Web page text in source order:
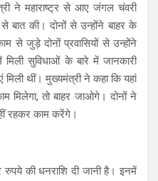
ने महाराष्ट्र से आए जंगल चंवरी
बात की। दोनों से उन्होंने बाहर के
से जुड़े दोनों प्रवासियों से उन्होंने
सुविधाओं के बारे में जानकारी
मिली थीं। मुख्यमंत्री ने कहा कि यहां
मिलेगा, तो बाहर जाओगे। दोनों ने
रहकर काम करेंगे।
की धनराशि दी जानी है। इनमें